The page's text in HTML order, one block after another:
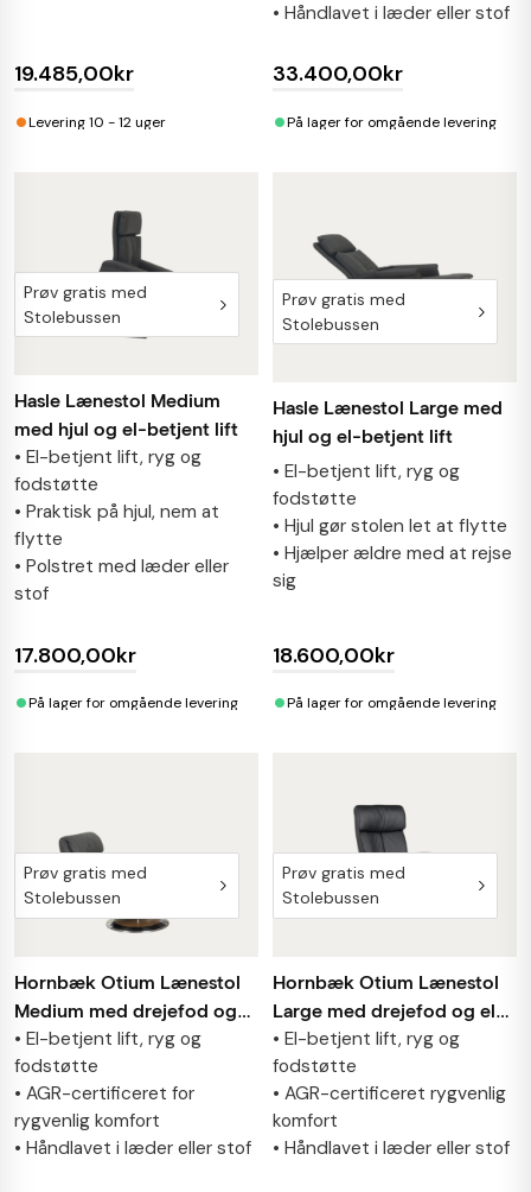
19.485,00kr
•Levering 10 - 12 uger
• Håndlavet i læder eller stof
33.400,00kr
•På lager for omgående levering
Prøv gratis med
Stolebussen
Hasle Lænestol Medium
med hjul og el-betjent lift
• El-betjent lift, ryg og
fodstøtte
• Praktisk på hjul, nem at
flytte
• Polstret med læder eller
stof
17.800,00kr
•På lager for omgående levering
Prøv gratis med
Stolebussen
Hasle Lænestol Large med
hjul og el-betjent lift
• El-betjent lift, ryg og
fodstøtte
• Hjul gør stolen let at flytte
• Hjælper ældre med at rejse
sig
18.600,00kr
•På lager for omgående levering
Prøv gratis med
Stolebussen
Hornbæk Otium Lænestol
Medium med drejefod og
el-betjent lift
• El-betjent lift, ryg og
fodstøtte
• AGR-certificeret for
rygvenlig komfort
• Håndlavet i læder eller stof
Prøv gratis med
Stolebussen
Hornbæk Otium Lænestol
Large med drejefod og el-
betjent lift
• El-betjent lift, ryg og
fodstøtte
• AGR-certificeret rygvenlig
komfort
• Håndlavet i læder eller stof